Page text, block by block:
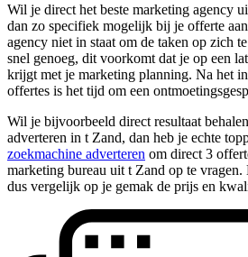
Wil je direct het beste marketing agency
dan zo specifiek mogelijk bij je offerte
agency niet in staat om de taken op zich
snel genoeg, dit voorkomt dat je op een
krijgt met je marketing planning. Na het
offertes is het tijd om een
Wil je bijvoorbeeld direct resultaat
adverteren in t Zand, dan heb je echte
zoekmachine adverteren om direct 3
marketing bureau uit t Zand op te
dus vergelijk op je gemak de prijs en